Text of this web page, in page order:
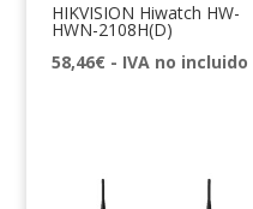
HIKVISION Hiwatch HW-
HWN-2108H(D)
58,46€ - IVA no incluido